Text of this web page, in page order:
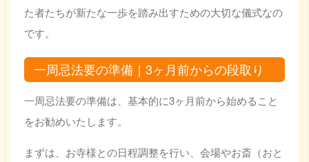
た者たちが新たな一歩を踏み出すための大切な儀式なの
です。
一周忌法要の準備｜3ヶ月前からの段取り
一周忌法要の準備は、基本的に3ヶ月前から始めること
をお勧めいたします。
まずは、お寺様との日程調整を行い、会場やお斎（おと